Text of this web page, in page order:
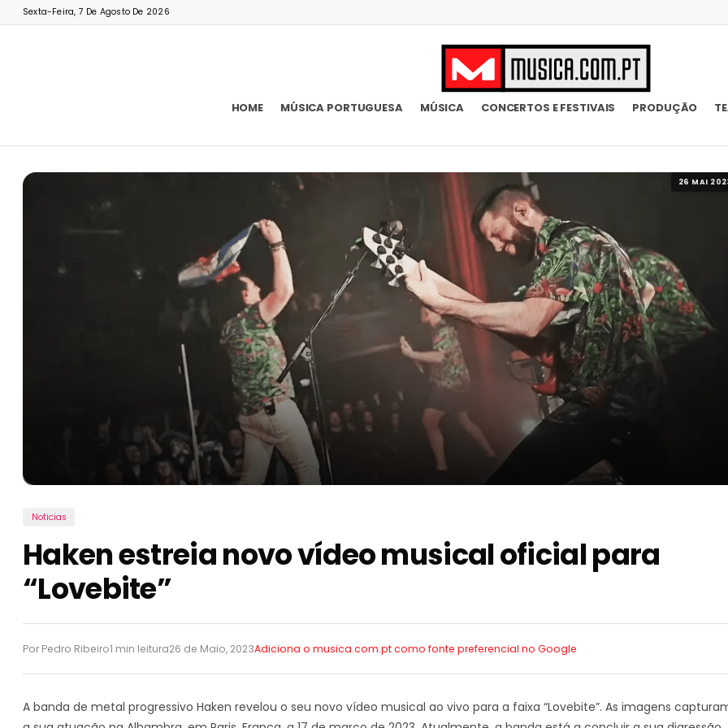
Sexta-Feira, 7 De Agosto De 2026
HOME MÚSICA PORTUGUESA MÚSICA CONCERTOS E FESTIVAIS PRODUÇÃO
26 MAI
Noticias
Haken estreia novo vídeo musical oficial para
“Lovebite”
Por Pedro Ribeiro1 min leitura26 de Maio, 2023Adiciona o musica.com.pt como fonte preferencial no Google
A banda de metal progressivo Haken revelou o seu novo vídeo musical ao vivo para a faixa “Lovebite”. As imagens